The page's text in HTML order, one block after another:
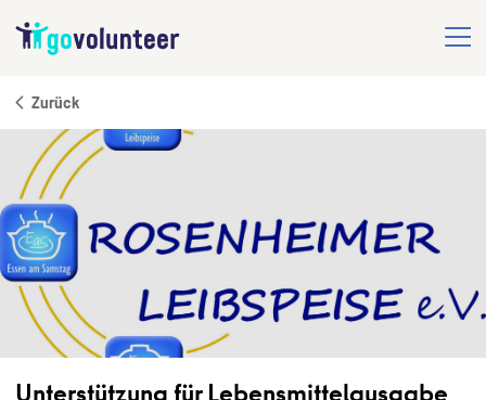
Zurück
Unterstützung für Lebensmittelausgabe